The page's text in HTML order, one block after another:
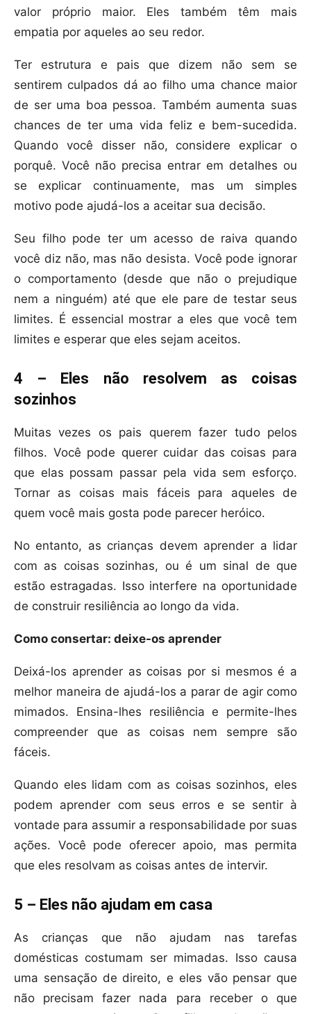
valor próprio maior. Eles também têm mais
empatia por aqueles ao seu redor.
Ter estrutura e pais que dizem não sem se
sentirem culpados dá ao filho uma chance maior
de ser uma boa pessoa. Também aumenta suas
chances de ter uma vida feliz e bem-sucedida.
Quando você disser não, considere explicar o
porquê. Você não precisa entrar em detalhes ou
se explicar continuamente, mas um simples
motivo pode ajudá-los a aceitar sua decisão.
Seu filho pode ter um acesso de raiva quando
você diz não, mas não desista. Você pode ignorar
o comportamento (desde que não o prejudique
nem a ninguém) até que ele pare de testar seus
limites. É essencial mostrar a eles que você tem
limites e esperar que eles sejam aceitos.
4 – Eles não resolvem as coisas
sozinhos
Muitas vezes os pais querem fazer tudo pelos
filhos. Você pode querer cuidar das coisas para
que elas possam passar pela vida sem esforço.
Tornar as coisas mais fáceis para aqueles de
quem você mais gosta pode parecer heróico.
No entanto, as crianças devem aprender a lidar
com as coisas sozinhas, ou é um sinal de que
estão estragadas. Isso interfere na oportunidade
de construir resiliência ao longo da vida.
Como consertar: deixe-os aprender
Deixá-los aprender as coisas por si mesmos é a
melhor maneira de ajudá-los a parar de agir como
mimados. Ensina-lhes resiliência e permite-lhes
compreender que as coisas nem sempre são
fáceis.
Quando eles lidam com as coisas sozinhos, eles
podem aprender com seus erros e se sentir à
vontade para assumir a responsabilidade por suas
ações. Você pode oferecer apoio, mas permita
que eles resolvam as coisas antes de intervir.
5 – Eles não ajudam em casa
As crianças que não ajudam nas tarefas
domésticas costumam ser mimadas. Isso causa
uma sensação de direito, e eles vão pensar que
não precisam fazer nada para receber o que